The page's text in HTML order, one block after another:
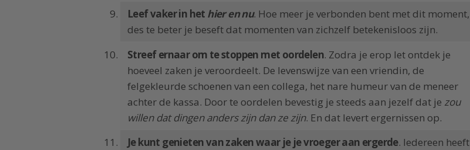
Leef vaker in het hier en nu. Hoe meer je verbonden bent met dit moment,
des te beter je beseft dat momenten van zichzelf betekenisloos zijn.
Streef ernaar om te stoppen met oordelen. Zodra je erop let ontdek je
hoeveel zaken je veroordeelt. De levenswijze van een vriendin, de
felgekleurde schoenen van een collega, het nare humeur van de meneer
achter de kassa. Door te oordelen bevestig je steeds aan jezelf dat je zou
willen dat dingen anders zijn dan ze zijn. En dat levert ergernissen op.
Je kunt genieten van zaken waar je je vroeger aan ergerde. Iedereen heeft